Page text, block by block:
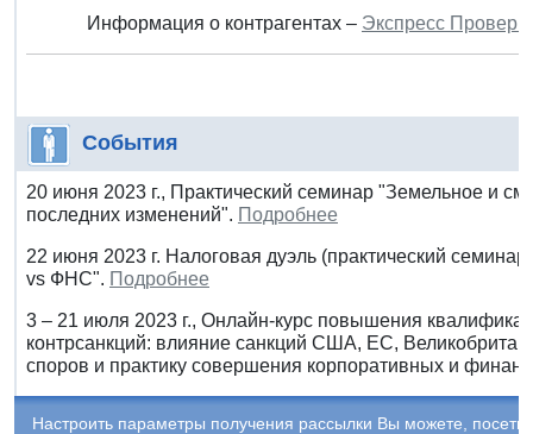
Информация о контрагентах – Экспресс
События
20 июня 2023 г., Практический семинар "Земельное и
последних изменений". Подробнее
22 июня 2023 г. Налоговая дуэль (практический
vs ФНС". Подробнее
3 – 21 июля 2023 г., Онлайн-курс повышения
контрсанкций: влияние санкций США, ЕС,
споров и практику совершения корпоративных и
Настроить параметры получения рассылки Вы можете,